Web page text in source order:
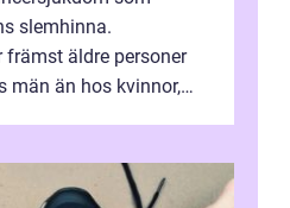
slemhinna.
äldre personer
män än hos kvinnor,